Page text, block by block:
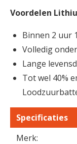
Voordelen
Binnen 2 uur
Volledig
Lange
Tot wel 40%
Specificaties
Merk: